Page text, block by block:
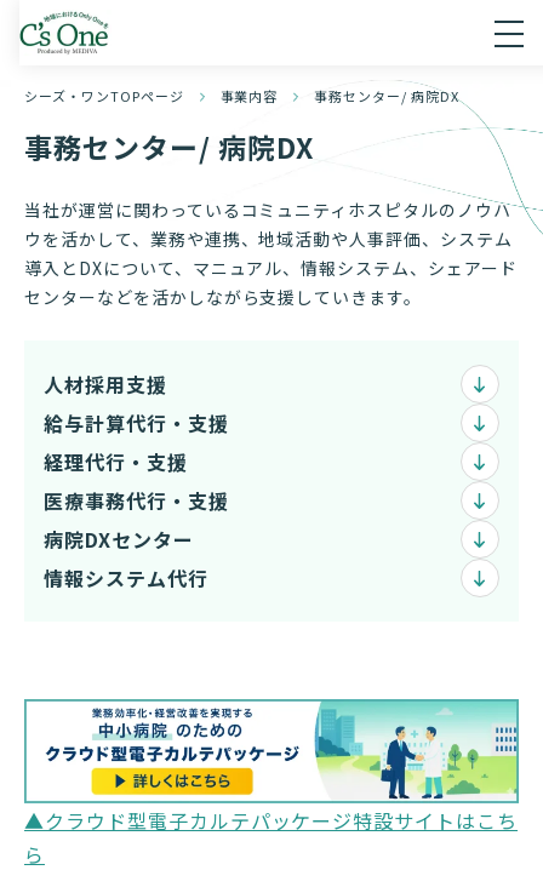
シーズ・ワンTOPページ 事業内容 事務センター/ 病院DX
事務センター/ 病院DX
当社が運営に関わっているコミュニティホスピタルのノウハ
ウを活かして、業務や連携、地域活動や人事評価、システム
導入とDXについて、マニュアル、情報システム、シェアード
センターなどを活かしながら支援していきます。
人材採用支援
給与計算代行・支援
経理代行・支援
医療事務代行・支援
病院DXセンター
情報システム代行
▲クラウド型電子カルテパッケージ特設サイトはこち
ら